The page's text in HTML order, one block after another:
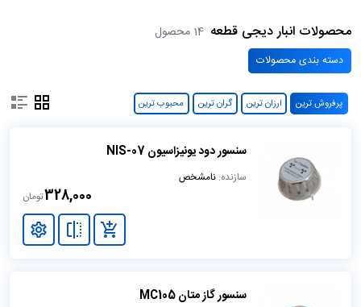
محصولات انبار دیجی قطعه 14 محصول
دسته بندی محصولات
پرفروش ترین ارزان ترین گران ترین محبوب ترین
سنسور دود یونیزاسیون NIS-07
سازنده: نامشخص
328,000تومان
سنسور گاز متان MC105